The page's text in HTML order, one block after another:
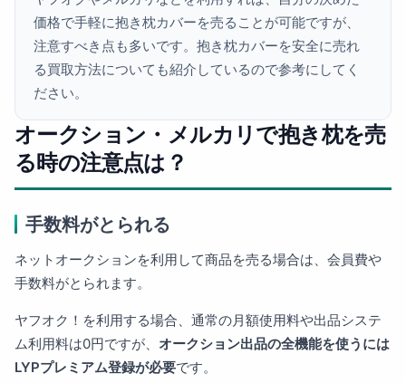
価格で手軽に抱き枕カバーを売ることが可能ですが、
注意すべき点も多いです。抱き枕カバーを安全に売れ
る買取方法についても紹介しているので参考にしてく
ださい。
オークション・メルカリで抱き枕を売
る時の注意点は？
手数料がとられる
ネットオークションを利用して商品を売る場合は、会員費や
手数料がとられます。
ヤフオク！を利用する場合、通常の月額使用料や出品システ
ム利用料は0円ですが、 オークション出品の全機能を使うには
LYPプレミアム登録が必要です。